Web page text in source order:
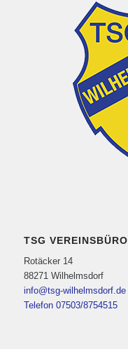
TSG VEREINSBÜRO
Rotäcker 14
88271 Wilhelmsdorf
info@tsg-wilhelmsdorf.de
Telefon 07503/8754515